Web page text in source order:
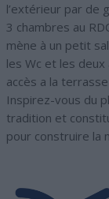
l’extérieur par de
3 chambres au
mène à un petit
les Wc et les
accès a la
Inspirez-vous du
tradition et
pour construire la